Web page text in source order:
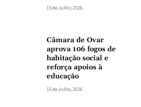
15 de Julho, 2026
Câmara de Ovar
aprova 106 fogos de
habitação social e
reforça apoios à
educação
15 de Julho, 2026